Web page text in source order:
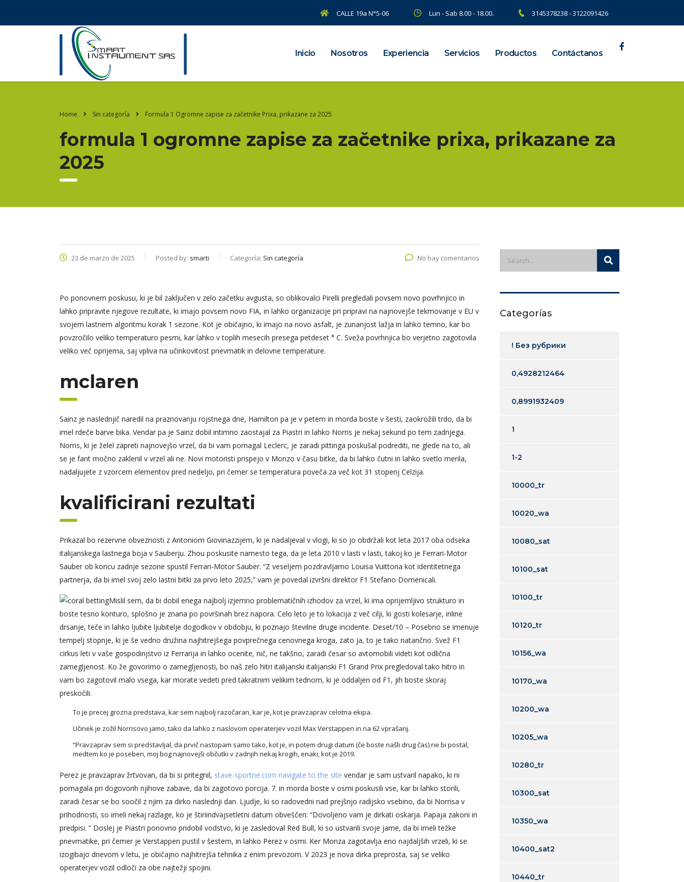
CALLE 19a N°5-06 Lun - Sab 8.00 - 18.00. 3145378238 - 3122091426
Inicio Nosotros Experiencia Servicios Productos Contáctanos
Home Sin categoría Formula 1 Ogromne zapise za začetnike Prixa, prikazane za 2025
formula 1 ogromne zapise za začetnike prixa, prikazane za
2025
23 de marzo de 2025 Posted by: smarti Categoría: Sin categoría No hay comentarios
Po ponovnem poskusu, ki je bil zaključen v zelo začetku avgusta, so oblikovalci Pirelli pregledali povsem novo povrhnjico in
lahko pripravite njegove rezultate, ki imajo povsem novo FIA, in lahko organizacije pri pripravi na najnovejše tekmovanje v EU v
svojem lastnem algoritmu korak 1 sezone. Kot je običajno, ki imajo na novo asfalt, je zunanjost lažja in lahko temno, kar bo
povzročilo veliko temperaturo pesmi, kar lahko v toplih mesecih presega petdeset ° C. Sveža povrhnjica bo verjetno zagotovila
veliko več oprijema, saj vpliva na učinkovitost pnevmatik in delovne temperature.
mclaren
Sainz je naslednjič naredil na praznovanju rojstnega dne, Hamilton pa je v petem in morda boste v šesti, zaokrožili trdo, da bi
imel rdeče barve bika. Vendar pa je Sainz dobil intimno zaostajal za Piastri in lahko Norris je nekaj sekund po tem zadnjega.
Norris, ki je želel zapreti najnovejšo vrzel, da bi vam pomagal Leclerc, je zaradi pittinga poskušal podrediti, ne glede na to, ali
se je fant močno zaklenil v vrzel ali ne. Novi motoristi prispejo v Monzo v času bitke, da bi lahko čutni in lahko svetlo merila,
nadaljujete z vzorcem elementov pred nedeljo, pri čemer se temperatura poveča za več kot 31 stopenj Celzija.
kvalificirani rezultati
Prikazal bo rezervne obveznosti z Antoniom Giovinazzijem, ki je nadaljeval v vlogi, ki so jo obdržali kot leta 2017 oba odseka
italijanskega lastnega boja v Sauberju. Zhou poskusite namesto tega, da je leta 2010 v lasti v lasti, takoj ko je Ferrari-Motor
Sauber ob koncu zadnje sezone spustil Ferrari-Motor Sauber. “Z veseljem pozdravljamo Louisa Vuittona kot identitetnega
partnerja, da bi imel svoj zelo lastni bitki za prvo leto 2025,” vam je povedal izvršni direktor F1 Stefano Domenicali.
Mislil sem, da bi dobil enega najbolj izjemno problematičnih izhodov za vrzel, ki ima oprijemljivo strukturo in
boste tesno konturo, splošno je znana po površinah brez napora. Celo leto je to lokacija z več cilji, ki gosti kolesarje, inline
drsanje, teče in lahko ljubite ljubitelje dogodkov v obdobju, ki poznajo številne druge incidente. Deset/10 – Posebno se imenuje
tempelj stopnje, ki je še vedno družina najhitrejšega povprečnega cenovnega kroga, zato ja, to je tako natančno. Svež F1
cirkus leti v vaše gospodinjstvo iz Ferrarija in lahko ocenite, nič, ne takšno, zaradi česar so avtomobili videti kot odlična
zamegljenost. Ko že govorimo o zamegljenosti, bo naš zelo hitri italijanski italijanski F1 Grand Prix pregledoval tako hitro in
vam bo zagotovil malo vsega, kar morate vedeti pred takratnim velikim tednom, ki je oddaljen od F1, jih boste skoraj
preskočili.
To je precej grozna predstava, kar sem najbolj razočaran, kar je, kot je pravzaprav celotna ekipa.
Učinek je zožil Norrisovo jamo, tako da lahko z naslovom operaterjev vozil Max Verstappen in na 62 vprašanj.
“Pravzaprav sem si predstavljal, da prvič nastopam samo tako, kot je, in potem drugi datum (če boste našli drug čas) ne bi postal,
medtem ko je poseben, moj bog najnovejši občutki v zadnjih nekaj krogih, enaki, kot je 2019.
Perez je pravzaprav žrtvovan, da bi si pritegnil, stave-sportne.com navigate to the site vendar je sam ustvaril napako, ki ni
pomagala pri dogovorih njihove zabave, da bi zagotovo porcija. 7. in morda boste v osmi poskusili vse, kar bi lahko storili,
zaradi česar se bo soočil z njim za dirko naslednji dan. Ljudje, ki so radovedni nad prejšnjo radijsko vsebino, da bi Norrisa v
prihodnosti, so imeli nekaj razlage, ko je štiriindvajsetletni datum obveščen: “Dovoljeno vam je dirkati oskarja. Papaja zakoni in
predpisi. ” Doslej je Piastri ponovno pridobil vodstvo, ki je zasledoval Red Bull, ki so ustvarili svoje jame, da bi imeli težke
pnevmatike, pri čemer je Verstappen pustil v šestem, in lahko Perez v osmi. Ker Monza zagotavlja eno najdaljših vrzeli, ki se
izogibajo dnevom v letu, je običajno najhitrejša tehnika z enim prevozom. V 2023 je nova dirka preprosta, saj se veliko
operaterjev vozil odloči za obe najtežji spojini.
Categorías
! Без рубрики
0,4928212464
0,8991932409
1
1-2
10000_tr
10020_wa
10080_sat
10100_sat
10100_tr
10120_tr
10156_wa
10170_wa
10200_wa
10205_wa
10280_tr
10300_sat
10350_wa
10400_sat2
10440_tr